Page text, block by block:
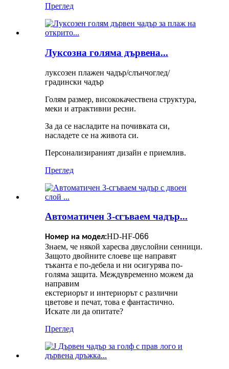
Преглед
Луксозна голяма дървена...
луксозен плажен чадър/слънчоглед/
градински чадър
Голям размер, висококачествена структура,
меки и атрактивни ресни.
За да се насладите на почивката си,
насладете се на живота си.
Персонализираният дизайн е приемлив.
Преглед
Автоматичен 3-сгъваем чадър...
Номер на модел:HD-HF-066
Знаем, че някой харесва двуслойни сенници.
Защото двойните слоеве ще направят
тъканта е по-дебела и ни осигурява по-
голяма защита. Междувременно можем да
направим
екстериорът и интериорът с различни
цветове и печат, това е фантастично.
Искате ли да опитате?
Преглед